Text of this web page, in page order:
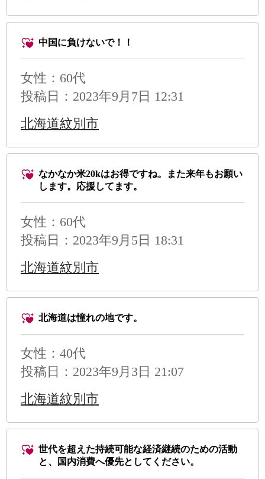
中国に負けないで！！
女性：60代
投稿日：2023年9月7日 12:31
北海道紋別市
なかなか米20kはお得ですね。また来年もお願い
します。応援してます。
女性：60代
投稿日：2023年9月5日 18:31
北海道紋別市
北海道は憧れの地です。
女性：40代
投稿日：2023年9月3日 21:07
北海道紋別市
世代を超えた持続可能な経済継続のための活動
と、国内消費へ優先としてください。